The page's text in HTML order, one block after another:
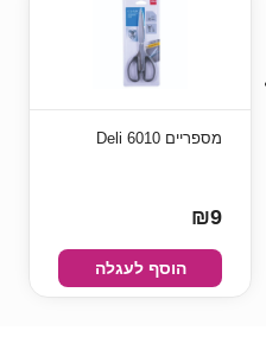
מספריים Deli 6010
₪9
הוסף לעגלה